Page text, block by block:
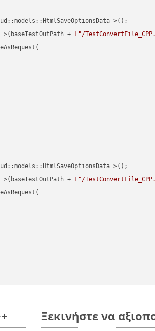
>();
+ L"/
>();
+ L"/
Ξεκινήστε να